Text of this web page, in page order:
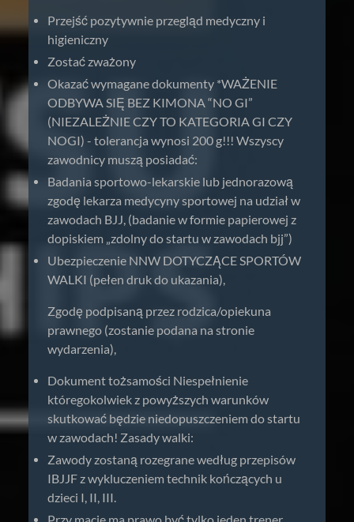
Przejść pozytywnie przegląd medyczny i
higieniczny
Zostać zważony
Okazać wymagane dokumenty *WAŻENIE
ODBYWA SIĘ BEZ KIMONA “NO GI”
(NIEZALEŻNIE CZY TO KATEGORIA GI CZY
NOGI) - tolerancja wynosi 200 g!!! Wszyscy
zawodnicy muszą posiadać:
Badania sportowo-lekarskie lub jednorazową
zgodę lekarza medycyny sportowej na udział w
zawodach BJJ, (badanie w formie papierowej z
dopiskiem „zdolny do startu w zawodach bjj”)
Ubezpieczenie NNW DOTYCZĄCE SPORTÓW
WALKI (pełen druk do ukazania),
Zgodę podpisaną przez rodzica/opiekuna
prawnego (zostanie podana na stronie
wydarzenia),
Dokument tożsamości Niespełnienie
któregokolwiek z powyższych warunków
skutkować będzie niedopuszczeniem do startu
w zawodach! Zasady walki:
Zawody zostaną rozegrane według przepisów
IBJJF z wykluczeniem technik kończących u
dzieci I, II, III.